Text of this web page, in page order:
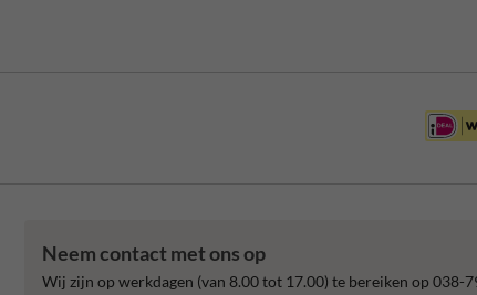
Neem contact met ons op
Wij zijn op werkdagen (van 8.00 tot 17.00) te bereiken op 038-